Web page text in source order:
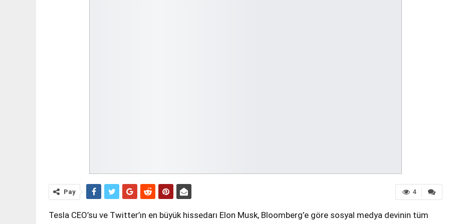
4
Pay
Tesla CEO’su ve Twitter’ın en büyük hissedarı Elon Musk, Bloomberg’e göre sosyal medya devinin tüm